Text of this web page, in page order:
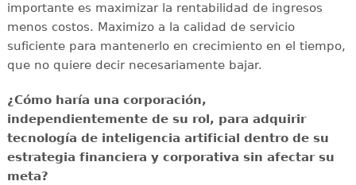
importante es maximizar la rentabilidad de ingresos
menos costos. Maximizo a la calidad de servicio
suficiente para mantenerlo en crecimiento en el tiempo,
que no quiere decir necesariamente bajar.
¿Cómo haría una corporación,
independientemente de su rol, para adquirir
tecnología de inteligencia artificial dentro de su
estrategia financiera y corporativa sin afectar su
meta?